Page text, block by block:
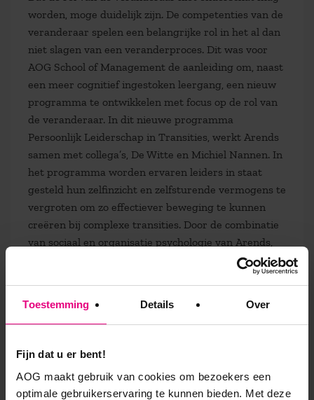
Toestemming Details Over
Fijn dat u er bent!
AOG maakt gebruik van cookies om bezoekers een
optimale gebruikerservaring te kunnen bieden. Met deze
worden, moge duidelijk zijn. De competenties van de
veranderaar spelen een belangrijke rol in het al dan
niet slagen van een veranderproces. Dit was voor
AOG School of Management de aanleiding om, naast
een meer cognitief ingestoken leergang, een nieuw
programma te ontwikkelen met focus op de rol van
de veranderaar. In dit nieuwe programma
Persoonlijk Leiderschap in Transities, werkt Arends
samen met collega’s, De Witte en Michiel Nannen. In
het programma worden ervaren leiders in staat
gesteld hun zelfinzicht en zelfsturende vermogens te
vergroten om zo effectiever beweging te kunnen
creëren bij complexe transities. Door de combinatie
van sociaal en organisatie psychologie van Arends,
de veranderkundige blik van De Witte en een
deelnemers een ruim geschakeerde persoonlijke
leiderschapsstijl in complexe transities.
Trends